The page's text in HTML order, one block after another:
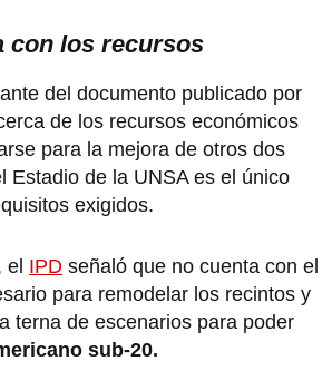
con los recursos
del documento publicado por
de los recursos económicos
para la mejora de otros dos
Estadio de la UNSA es el único
exigidos.
el IPD señaló que no cuenta con el
para remodelar los recintos y
terna de escenarios para poder
sub-20.